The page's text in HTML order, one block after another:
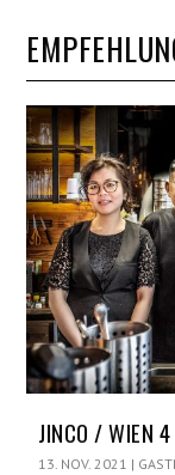
JINCO / WIEN 4
13. NOV. 2021 |